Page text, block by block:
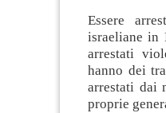
Essere
israeliane in
arrestati
hanno dei
arrestati dai
proprie